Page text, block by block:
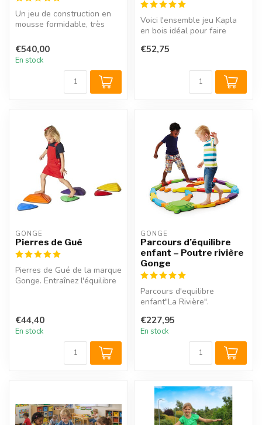
Un jeu de construction en
mousse formidable, très
enf...
€540,00
En stock
Voici l'ensemble jeu Kapla
en bois idéal pour faire
...
€52,75
GONGE
Pierres de Gué
Pierres de Gué de la marque
Gonge. Entraînez l'équilibre
€44,40
En stock
GONGE
Parcours d’équilibre
enfant – Poutre rivière
Gonge
Parcours d'equilibre
enfant"La Rivière".
pièces. Ce parc...
€227,95
En stock